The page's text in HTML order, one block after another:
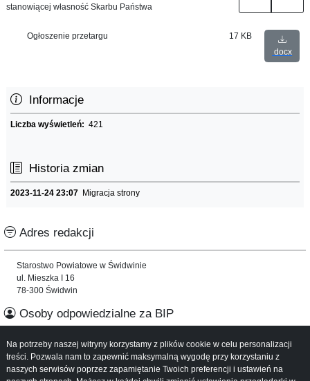
stanowiącej własność Skarbu Państwa
Ogłoszenie przetargu
17 KB
docx
Informacje
Liczba wyświetleń: 421
Historia zmian
2023-11-24 23:07 Migracja strony
Adres redakcji
Starostwo Powiatowe w Świdwinie
ul. Mieszka I 16
78-300 Świdwin
Osoby odpowiedzialne za BIP
Informacje o serwisie
Na potrzeby naszej witryny korzystamy z plików cookie w celu personalizacji
treści. Pozwala nam to zapewnić maksymalną wygodę przy korzystaniu z
naszych serwisów poprzez zapamiętanie Twoich preferencji i ustawień na